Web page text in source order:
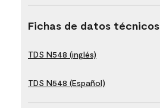
Fichas de datos técnicos
TDS N548 (inglés)
TDS N548 (Español)